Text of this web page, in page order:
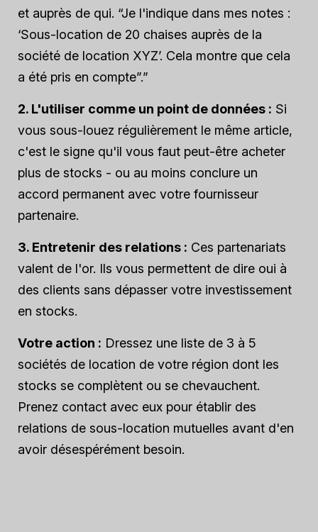
et auprès de qui. “Je l'indique dans mes notes :
‘Sous-location de 20 chaises auprès de la
société de location XYZ’. Cela montre que cela
a été pris en compte”.”
2. L'utiliser comme un point de données : Si
vous sous-louez régulièrement le même article,
c'est le signe qu'il vous faut peut-être acheter
plus de stocks - ou au moins conclure un
accord permanent avec votre fournisseur
partenaire.
3. Entretenir des relations : Ces partenariats
valent de l'or. Ils vous permettent de dire oui à
des clients sans dépasser votre investissement
en stocks.
Votre action : Dressez une liste de 3 à 5
sociétés de location de votre région dont les
stocks se complètent ou se chevauchent.
Prenez contact avec eux pour établir des
relations de sous-location mutuelles avant d'en
avoir désespérément besoin.